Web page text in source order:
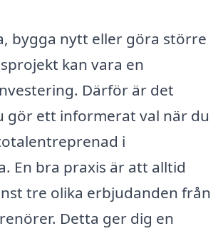
bygga nytt eller göra större
kan vara en
Därför är det
gör ett informerat val när du
i
En bra praxis är att alltid
tre olika erbjudanden från
Detta ger dig en